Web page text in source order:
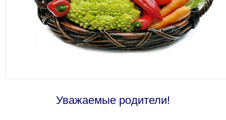
Уважаемые родители!